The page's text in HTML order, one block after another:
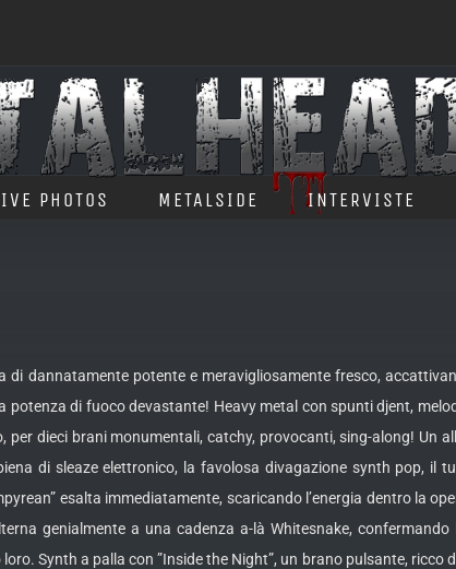
PHOTOS METALSIDE INTERVISTE
di dannatamente potente e meravigliosamente fresco,
potenza di fuoco devastante! Heavy metal con spunti djent,
dieci brani monumentali, catchy, provocanti, sing-along! Un
di sleaze elettronico, la favolosa divagazione synth pop,
esalta immediatamente, scaricando l’energia dentro la
genialmente a una cadenza a-là Whitesnake,
Synth a palla con ”Inside the Night”, un brano pulsante, ricco